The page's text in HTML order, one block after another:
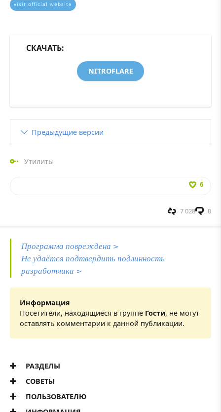
visit official website
СКАЧАТЬ:
NITROFLARE
Предыдущие версии
Утилиты
6
0
7 028
Программа повреждена >
Не удаётся подтвердить подлинность
разработчика >
Информация
Посетители, находящиеся в группе Гости, не могут
оставлять комментарии к данной публикации.
РАЗДЕЛЫ
СОВЕТЫ
ПОЛЬЗОВАТЕЛЮ